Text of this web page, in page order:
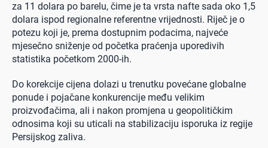
za 11 dolara po barelu, čime je ta vrsta nafte sada oko 1,5
dolara ispod regionalne referentne vrijednosti. Riječ je o
potezu koji je, prema dostupnim podacima, najveće
mjesečno sniženje od početka praćenja uporedivih
statistika početkom 2000-ih.
Do korekcije cijena dolazi u trenutku povećane globalne
ponude i pojačane konkurencije među velikim
proizvođačima, ali i nakon promjena u geopolitičkim
odnosima koji su uticali na stabilizaciju isporuka iz regije
Persijskog zaliva.